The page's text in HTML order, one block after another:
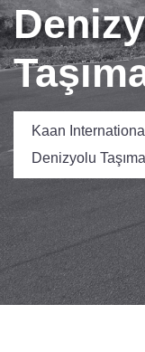
Kaan International
Denizyolu